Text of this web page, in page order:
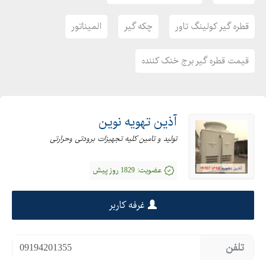
قطره گیر کولینگ تاور چکه گیر المیناتور
قیمت قطره گیر برج خنک کننده
آذین تهویه نوین
تولید و تامین کلیه تجهیزات برودتی وحرارتی
عضویت: 1829 روز پیش
غرفه کاربر
تلفن 09194201355